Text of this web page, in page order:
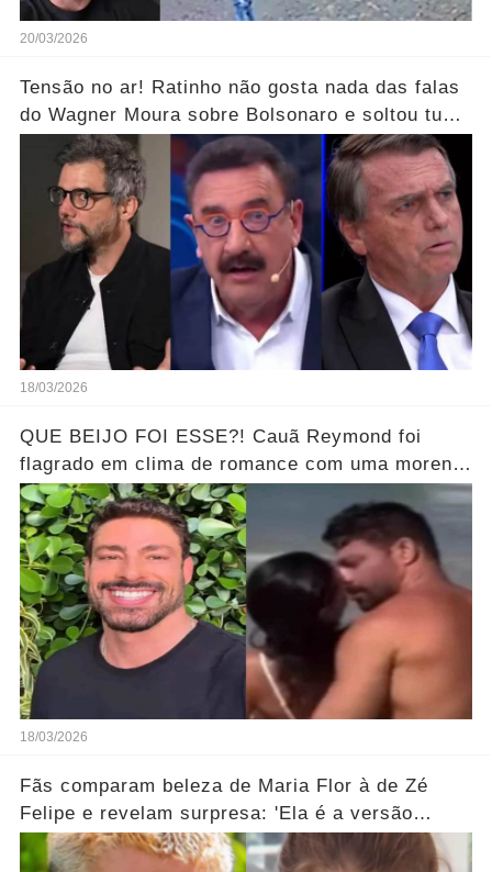
20/03/2026
Tensão no ar! Ratinho não gosta nada das falas
do Wagner Moura sobre Bolsonaro e soltou tudo
sem filtro.... Veja o vídeo
18/03/2026
QUE BEIJO FOI ESSE?! Cauã Reymond foi
flagrado em clima de romance com uma morena
misteriosa em uma praia do Rio.... Ver o Vídeo
18/03/2026
Fãs comparam beleza de Maria Flor à de Zé
Felipe e revelam surpresa: 'Ela é a versão
feminina!'... Ver mais